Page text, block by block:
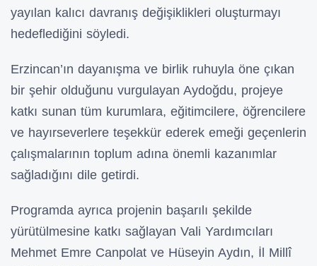
yayılan kalıcı davranış değişiklikleri oluşturmayı
hedeflediğini söyledi.
Erzincan’ın dayanışma ve birlik ruhuyla öne çıkan
bir şehir olduğunu vurgulayan Aydoğdu, projeye
katkı sunan tüm kurumlara, eğitimcilere, öğrencilere
ve hayırseverlere teşekkür ederek emeği geçenlerin
çalışmalarının toplum adına önemli kazanımlar
sağladığını dile getirdi.
Programda ayrıca projenin başarılı şekilde
yürütülmesine katkı sağlayan Vali Yardımcıları
Mehmet Emre Canpolat ve Hüseyin Aydın, İl Millî